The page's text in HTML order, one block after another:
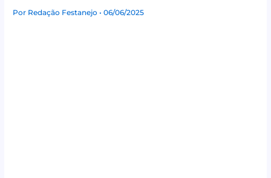
Por Redação Festanejo• 06/06/2025